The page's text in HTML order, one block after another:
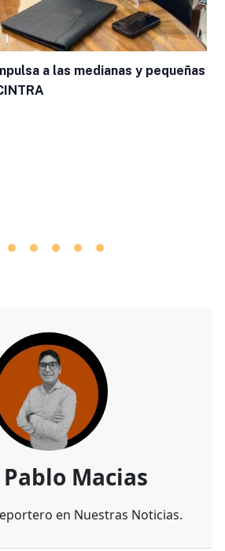
a las medianas y pequeñas
Pablo Macias
en Nuestras Noticias.